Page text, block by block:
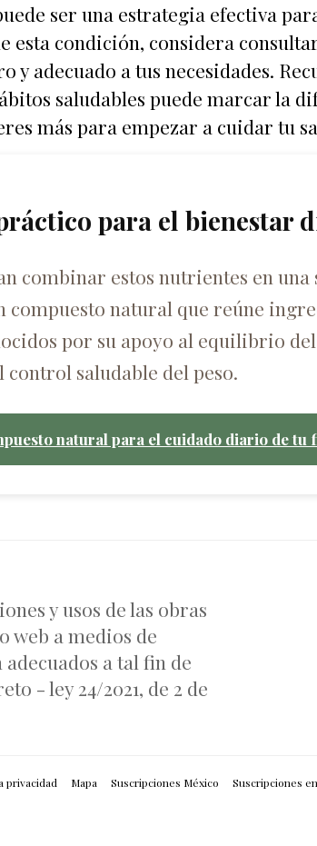
ser una estrategia efectiva
esta condición, considera
y adecuado a tus necesidades.
saludables puede marcar la
más para empezar a cuidar tu
para el bienestar
combinar estos nutrientes en una
compuesto natural que reúne
por su apoyo al equilibrio
control saludable del peso.
natural para el cuidado diario de tu
y usos de las obras
web a medios de
a tal fin de
- ley 24/2021, de 2 de
privacidad Mapa Suscripciones México Suscripciones